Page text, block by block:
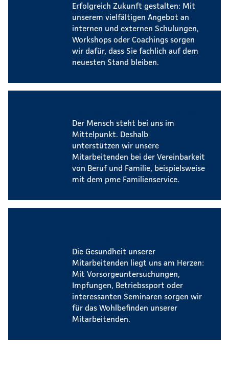
Erfolgreich Zukunft gestalten: Mit
unserem vielfältigen Angebot an
internen und externen Schulungen,
Workshops oder Coachings sorgen
wir dafür, dass Sie fachlich auf dem
neuesten Stand bleiben.
Der Mensch steht bei uns im
Mittelpunkt. Deshalb
unterstützen wir unsere
Mitarbeitenden bei der Vereinbarkeit
von Beruf und Familie, beispielsweise
mit dem pme Familienservice.
Die Gesundheit unserer
Mitarbeitenden liegt uns am Herzen:
Mit Vorsorgeuntersuchungen,
Impfungen, Betriebssport oder
interessanten Seminaren sorgen wir
für das Wohlbefinden unserer
Mitarbeitenden.